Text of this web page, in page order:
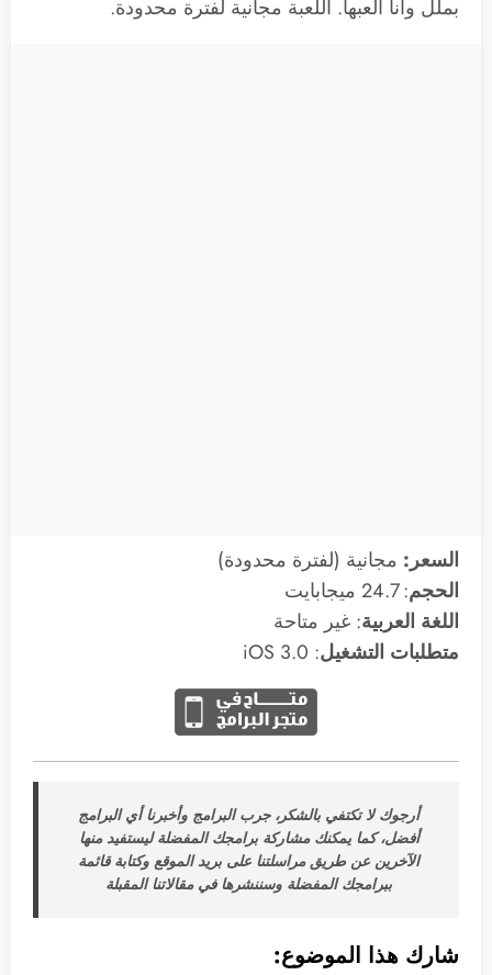
بملل وانا العبها. اللعبة مجانية لفترة محدودة.
السعر: مجانية (لفترة محدودة)
الحجم: 24.7 ميجابايت
اللغة العربية: غير متاحة
متطلبات التشغيل: 3.0 iOS
أرجوك لا تكتفي بالشكر، جرب البرامج وأخبرنا أي البرامج
أفضل، كما يمكنك مشاركة برامجك المفضلة ليستفيد منها
الآخرين عن طريق مراسلتنا على بريد الموقع وكتابة قائمة
ببرامجك المفضلة وسننشرها في مقالاتنا المقبلة
شارك هذا الموضوع: